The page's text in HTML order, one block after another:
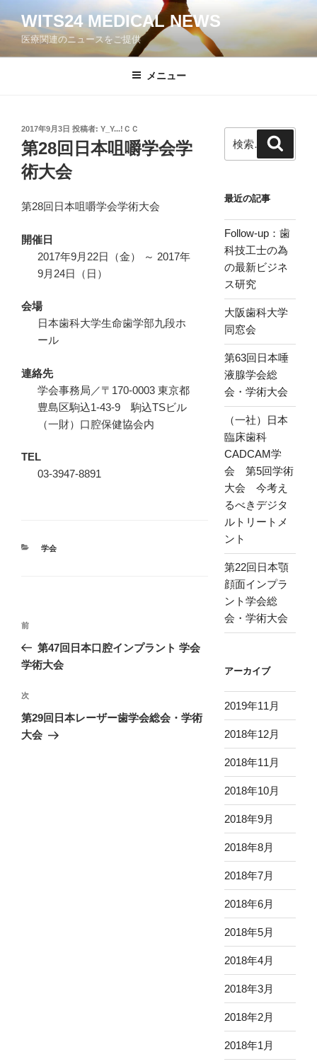
ン
ン
WITS24 MEDICAL NEWS
医療関連のニュースをご提供
メニュー
投
稿
日:
2017年9月3日 投稿者: Y_Y...!ＣＣ
第28回日本咀嚼学会学
術大会
第28回日本咀嚼学会学術大会
開催日
2017年9月22日（金） ～ 2017年
9月24日（日）
会場
日本歯科大学生命歯学部九段ホ
ール
連絡先
学会事務局／〒170‐0003 東京都
豊島区駒込1‐43‐9 駒込TSビル
（一財）口腔保健協会内
TEL
03-3947-8891
カ
学会
投
ナ
ゲ
ー
シ
前
の
投
前
第47回日本口腔インプラント 学会
学術大会
次
の
投
次
第29回日本レーザー歯学会総会・学術
大会
索:
最近の記事
Follow-up：歯
科技工士の為
の最新ビジネ
ス研究
大阪歯科大学
同窓会
第63回日本唾
液腺学会総
会・学術大会
（一社）日本
臨床歯科
CADCAM学
会 第5回学術
大会 今考え
るべきデジタ
ルトリートメ
ント
第22回日本顎
顔面インプラ
ント学会総
会・学術大会
アーカイブ
2019年11月
2018年12月
2018年11月
2018年10月
2018年9月
2018年8月
2018年7月
2018年6月
2018年5月
2018年4月
2018年3月
2018年2月
2018年1月